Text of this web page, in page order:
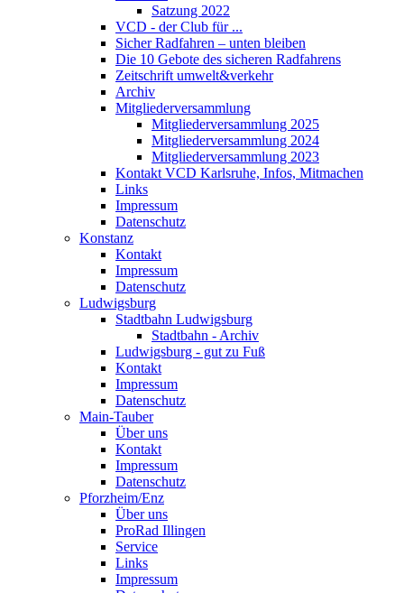
Satzung 2022
VCD - der Club für ...
Sicher Radfahren – unten bleiben
Die 10 Gebote des sicheren Radfahrens
Zeitschrift umwelt&verkehr
Archiv
Mitgliederversammlung
Mitgliederversammlung 2025
Mitgliederversammlung 2024
Mitgliederversammlung 2023
Kontakt VCD Karlsruhe, Infos, Mitmachen
Links
Impressum
Datenschutz
Konstanz
Kontakt
Impressum
Datenschutz
Ludwigsburg
Stadtbahn Ludwigsburg
Stadtbahn - Archiv
Ludwigsburg - gut zu Fuß
Kontakt
Impressum
Datenschutz
Main-Tauber
Über uns
Kontakt
Impressum
Datenschutz
Pforzheim/Enz
Über uns
ProRad Illingen
Service
Links
Impressum